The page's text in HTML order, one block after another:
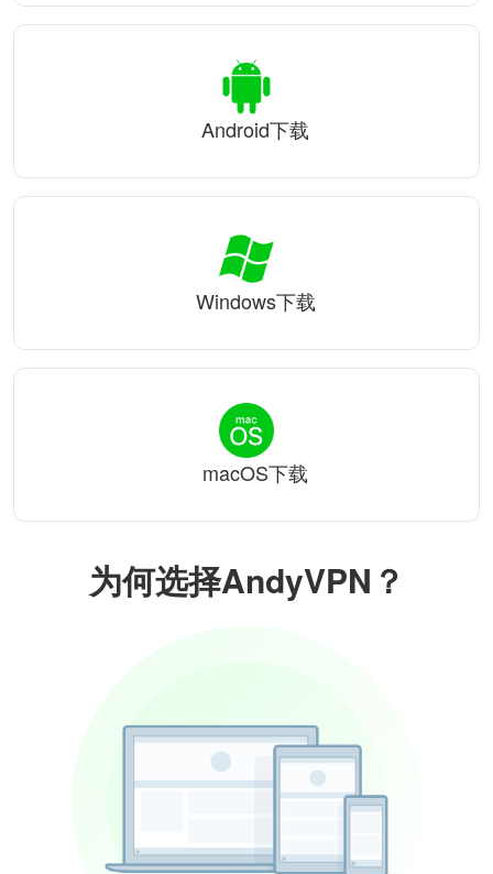
为何选择AndyVPN？
Android下载
Windows下载
macOS下载